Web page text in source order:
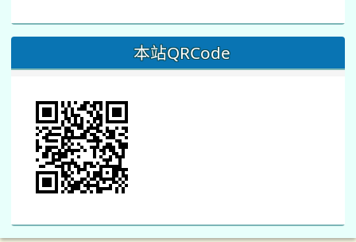
本站QRCode